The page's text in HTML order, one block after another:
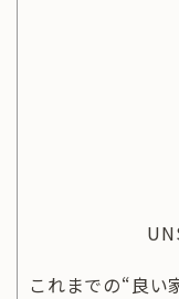
これまでの“良い